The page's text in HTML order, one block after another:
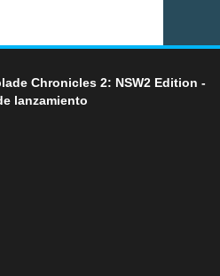
Chronicles 2: NSW2 Edition -
lanzamiento